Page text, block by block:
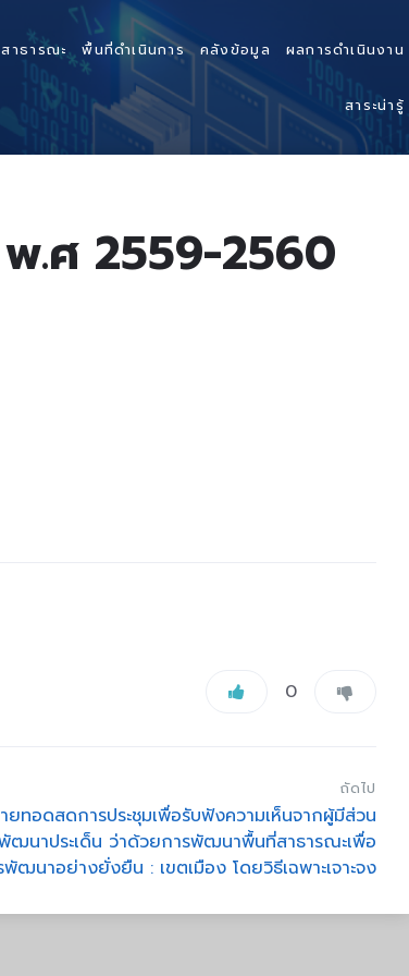
าธารณะ พื้นที่ดำเนินการ คลังข้อมูล ผลการดำเนินงาน
สาระน่ารู้
พ.ศ 2559-2560
0
ถัดไป
ยทอดสดการประชุมเพื่อรับฟังความเห็นจากผู้มีส่วน
ฒนาประเด็น ว่าด้วยการพัฒนาพื้นที่สาธารณะเพื่อ
พัฒนาอย่างยั่งยืน : เขตเมือง โดยวิธีเฉพาะเจาะจง